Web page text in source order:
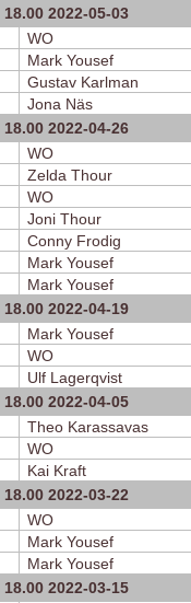
2022-05-03
WO
Mark Yousef
Gustav Karlman
Jona Näs
2022-04-26
WO
Zelda Thour
WO
Joni Thour
Conny Frodig
Mark Yousef
Mark Yousef
2022-04-19
Mark Yousef
WO
Ulf Lagerqvist
2022-04-05
Theo Karassavas
WO
Kai Kraft
2022-03-22
WO
Mark Yousef
Mark Yousef
2022-03-15